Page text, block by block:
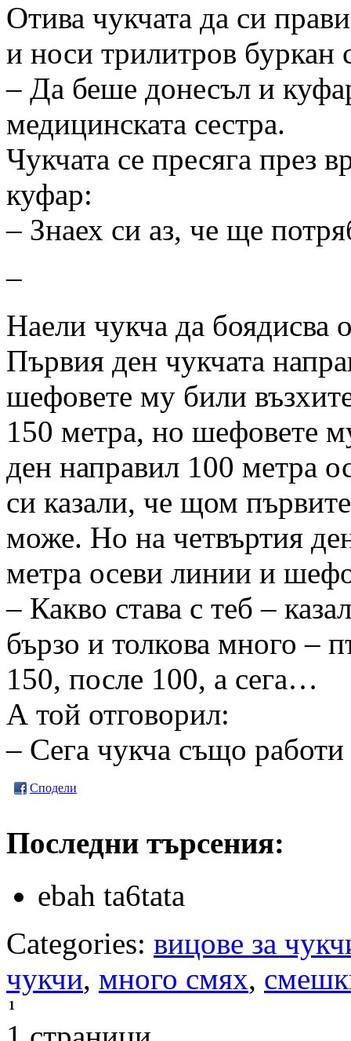
Отива чукчата да си
и носи трилитров буркан
– Да беше донесъл и
медицинската сестра.
Чукчата се пресяга през
куфар:
– Знаех си аз, че ще
–
Наели чукча да боядисва
Първия ден чукчата
шефовете му били
150 метра, но шефовете
ден направил 100 метра
си казали, че щом
може. Но на четвъртия
метра осеви линии и
– Какво става с теб –
бързо и толкова много –
150, после 100, а сега…
А той отговорил:
– Сега чукча също
Сподели
Последни търсения:
ebah ta6tata
Categories: вицове за
чукчи, много смях,
1